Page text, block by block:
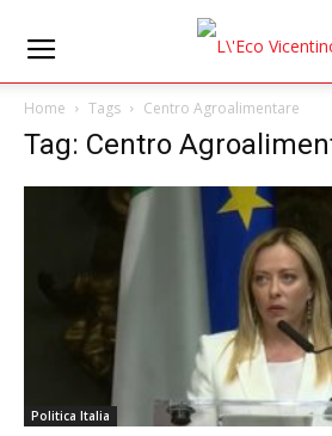
Home Tags Centro Agroalimentare
Tag: Centro
Politica Italia